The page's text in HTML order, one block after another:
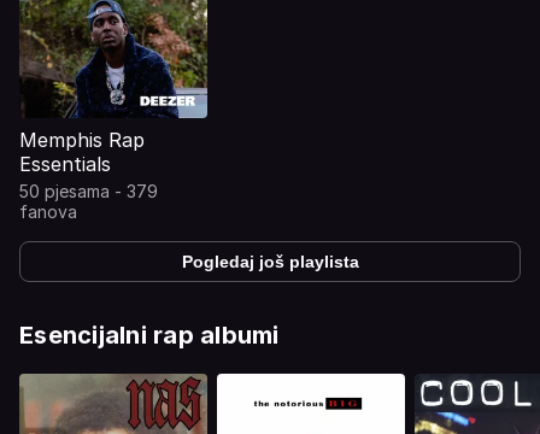
Memphis Rap
Essentials
50 pjesama - 379
fanova
Pogledaj još playlista
Esencijalni rap albumi